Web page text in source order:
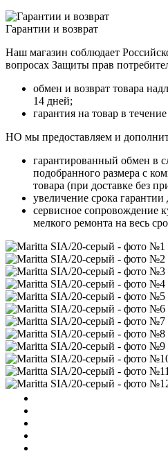
Гарантии и возврат
Наш магазин соблюдает
вопросах Защиты прав
обмен и возврат товара
14 дней;
гарантия на товар в течение
НО мы предоставляем и
гарантированный обмен в
подобранного размера с
товара (при доставке без
увеличение срока гарантии
сервисное сопровождение
мелкого ремонта на весь